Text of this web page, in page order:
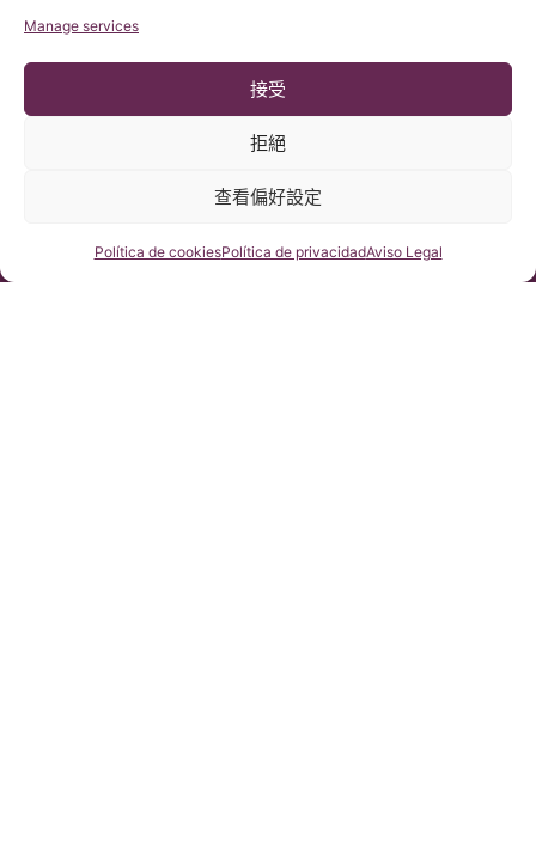
Manage services
接受
拒絕
查看偏好設定
Política de cookiesPolítica de privacidadAviso Legal
本網站內容原文為西班牙語，網站的翻譯內容非官方翻譯，不具法
咨詢我們